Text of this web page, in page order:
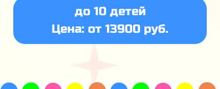
до 10 детей
Цена: от 13900 руб.